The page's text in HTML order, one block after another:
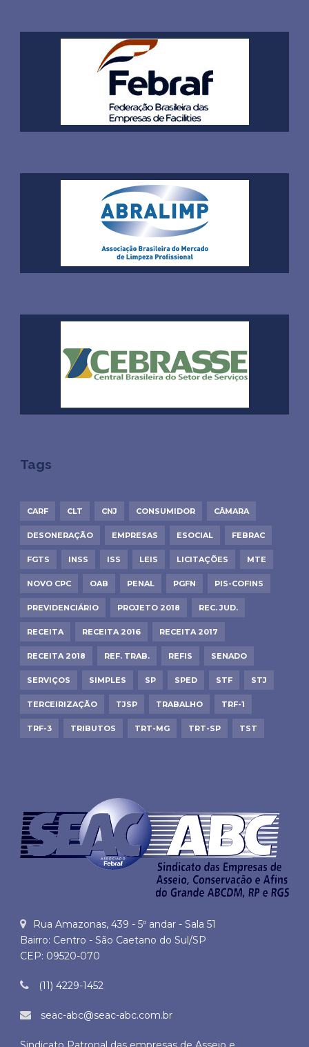
Tags
CARF CLT CNJ CONSUMIDOR CÂMARA
DESONERAÇÃO EMPRESAS ESOCIAL FEBRAC
FGTS INSS ISS LEIS LICITAÇÕES MTE
NOVO CPC OAB PENAL PGFN PIS-COFINS
PREVIDENCIÁRIO PROJETO 2018 REC. JUD.
RECEITA RECEITA 2016 RECEITA 2017
RECEITA 2018 REF. TRAB. REFIS SENADO
SERVIÇOS SIMPLES SP SPED STF STJ
TERCEIRIZAÇÃO TJSP TRABALHO TRF-1
TRF-3 TRIBUTOS TRT-MG TRT-SP TST
Rua Amazonas, 439 - 5º andar - Sala 51
Bairro: Centro - São Caetano do Sul/SP
CEP: 09520-070
(11) 4229-1452
seac-abc@seac-abc.com.br